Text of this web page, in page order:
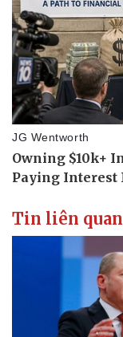
Thể thao
Bóng đá
Lịch thi đấu bóng đá
Thế giới thể thao
eSports
Hậu trường
Tin liên quan